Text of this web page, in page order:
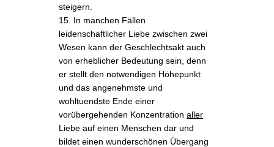
steigern.
15. In manchen Fällen
leidenschaftlicher Liebe zwischen zwei
Wesen kann der Geschlechtsakt auch
von erheblicher Bedeutung sein, denn
er stellt den notwendigen Höhepunkt
und das angenehmste und
wohltuendste Ende einer
vorübergehenden Konzentrationaller
Liebe auf einen Menschen dar und
bildet einen wunderschönen Übergang